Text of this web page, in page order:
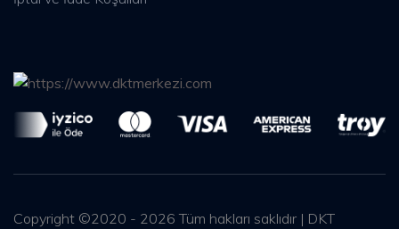
Copyright ©2020 - 2026 Tüm hakları saklıdır | DKT